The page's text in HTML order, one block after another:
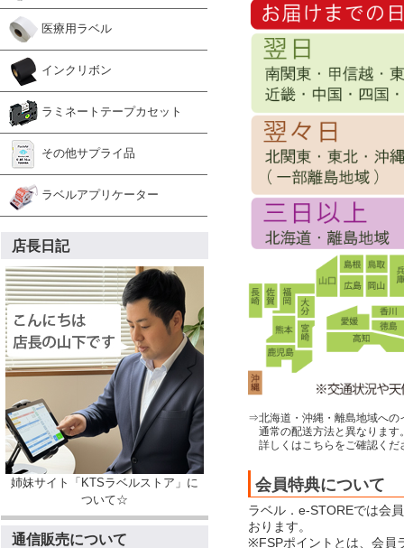
医療用ラベル
インクリボン
ラミネートテープカセット
その他サプライ品
ラベルアプリケーター
店長日記
姉妹サイト「KTSラベルストア」に
ついて☆
通信販売について
⇒北海道・沖縄・離島地域への
通常の配送方法と異なります
詳しくはこちらをご確認くだ
会員特典について
ラベル．e-STOREでは会
おります。
※FSPポイントとは、会員